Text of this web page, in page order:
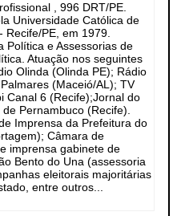
, 996 DRT/PE.
Universidade Católica de
Recife/PE, em 1979.
Política e Assessorias de
Atuação nos seguintes
Olinda (Olinda PE); Rádio
(Maceió/AL); TV
Canal 6 (Recife);Jornal do
Pernambuco (Recife).
Imprensa da Prefeitura do
Câmara de
imprensa gabinete de
Bento do Una (assessoria
eleitorais majoritárias
entre outros...